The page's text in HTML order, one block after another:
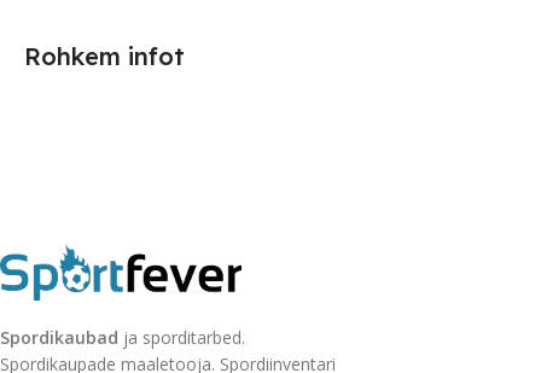
Rohkem infot
Spordikaubad ja sporditarbed.
Spordikaupade maaletooja. Spordiinventari